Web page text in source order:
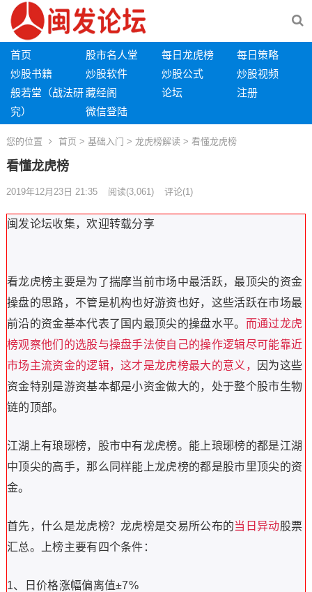
首页 股市名人堂 每日龙虎榜
每日策略
炒股书籍
炒股软件 炒股公式
炒股视频
般若堂（战法研
究）
藏经阁 论坛
注册
微信登陆
您的位置 首页 > 基础入门 > 龙虎榜解读 > 看懂龙虎榜
看懂龙虎榜
2019年12月23日 21:35 阅读(3,061) 评论(1)
闽发论坛收集，欢迎转载分享
看龙虎榜主要是为了揣摩当前市场中最活跃，最顶尖的资金
操盘的思路，不管是机构也好游资也好，这些活跃在市场最
前沿的资金基本代表了国内最顶尖的操盘水平。 而通过龙虎
榜观察他们的选股与操盘手法使自己的操作逻辑尽可能靠近
市场主流资金的逻辑，这才是龙虎榜最大的意义，
因为这些
资金特别是游资基本都是小资金做大的，处于整个股市生物
链的顶部。
江湖上有琅琊榜，股市中有龙虎榜。能上琅琊榜的都是江湖
中顶尖的高手，那么同样能上龙虎榜的都是股市里顶尖的资
金。
首先，什么是龙虎榜？龙虎榜是交易所公布的当日异动股票
汇总。上榜主要有四个条件：
1、日价格涨幅偏离值±7%